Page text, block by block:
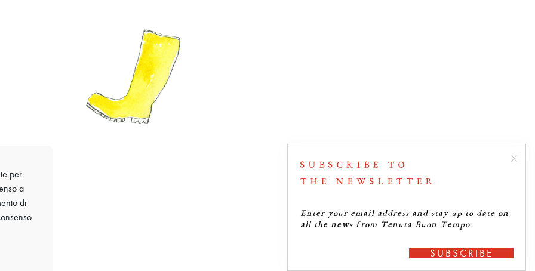
per
a
di
SUBSCRIBE TO
THE NEWSLETTER
Enter your email address and stay up to date on
all the news from Tenuta Buon Tempo.
SUBSCRIBE